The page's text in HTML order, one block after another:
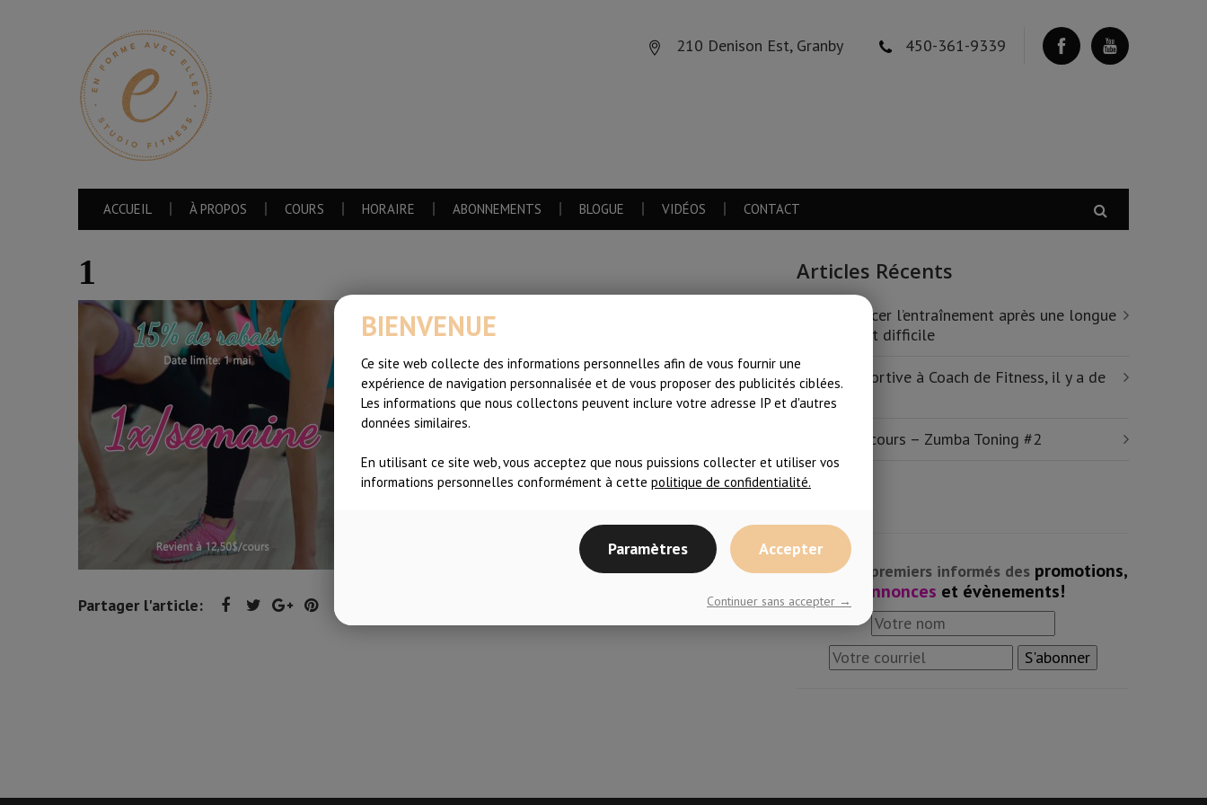
210 Denison Est, Granby 450-361-9339
ACCUEIL À PROPOS COURS HORAIRE ABONNEMENTS BLOGUE VIDÉOS CONTACT
1
Partager l'article:
Articles Récents
Recommencer l’entraînement après une longue
pause…c’est difficile
De Zéro sportive à Coach de Fitness, il y a de
l’espoir!
Extrait de cours – Zumba Toning #2
Soyez les premiers informés des promotions,
annonces et évènements!
BIENVENUE
Ce site web collecte des informations personnelles afin de vous fournir une
expérience de navigation personnalisée et de vous proposer des publicités ciblées.
Les informations que nous collectons peuvent inclure votre adresse IP et d'autres
données similaires.
En utilisant ce site web, vous acceptez que nous puissions collecter et utiliser vos
informations personnelles conformément à cette politique de confidentialité.
Paramètres Accepter
Continuer sans accepter →